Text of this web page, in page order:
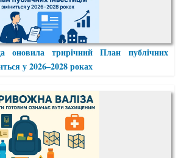
оновила трирічний План публічних
у 2026–2028 роках